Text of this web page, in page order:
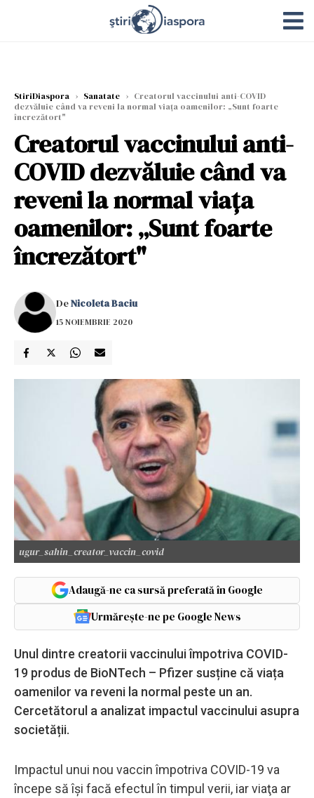
StiriDiaspora › Sanatate › Creatorul vaccinului anti-COVID
dezvăluie când va reveni la normal viața oamenilor: „Sunt foarte
încrezătort"
Creatorul vaccinului anti-
COVID dezvăluie când va
reveni la normal viața
oamenilor: „Sunt foarte
încrezătort"
DeNicoleta Baciu
15 NOIEMBRIE 2020
ugur_sahin_creator_vaccin_covid
Adaugă-ne ca sursă preferată în Google
Urmărește-ne pe Google News
Unul dintre creatorii vaccinului împotriva COVID-
19 produs de BioNTech – Pfizer susține că viața
oamenilor va reveni la normal peste un an.
Cercetătorul a analizat impactul vaccinului asupra
societății.
Impactul unui nou vaccin împotriva COVID-19 va
începe să îşi facă efectul în timpul verii, iar viaţa ar